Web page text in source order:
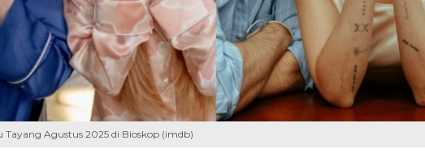
Tayang Agustus 2025 di Bioskop (imdb)